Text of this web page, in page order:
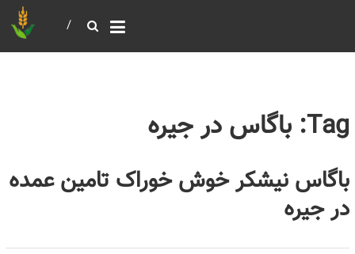
Tag: باگاس در جیره
باگاس نیشکر خوش خوراک تامین عمده
در جیره